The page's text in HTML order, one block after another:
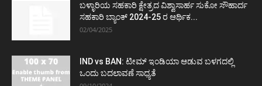
ಬಳ್ಳಾರಿಯ ಸಹಕಾರಿ ಕ್ಷೇತ್ರದ ವಿಶ್ವಾಸಾರ್ಹ ಸುಕೋ ಸೌಹಾರ್ದ
ಸಹಕಾರಿ ಬ್ಯಾಂಕ್ 2024-25 ರ ಆರ್ಥಿಕ...
02/04/2025
IND vs BAN: ಟೀಮ್ ಇಂಡಿಯಾ ಆಡುವ ಬಳಗದಲ್ಲಿ
ಒಂದು ಬದಲಾವಣೆ ಸಾಧ್ಯತೆ